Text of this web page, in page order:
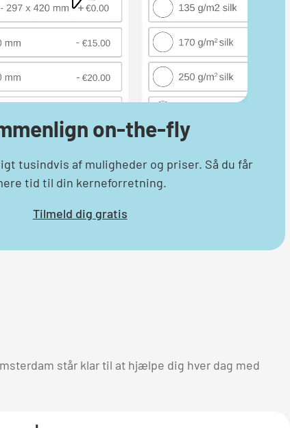
on-the-fly
tusindvis af muligheder og priser. Så du får
tid til din kerneforretning.
Tilmeld dig gratis
står klar til at hjælpe dig hver dag med